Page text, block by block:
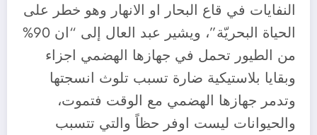
النفايات في قاع البحار او الانهار وهو خطر على
الحياة البحريّة”، ويشير عبد العال إلى “ان 90%
من الطيور تحمل في جهازها الهضمي اجزاء
وبقايا بلاستيكية ضارة تسبب تلوث انسجتها
وتدمر جهازها الهضمي مع الوقت فتموت،
والحيوانات ليست اوفر حظاً والتي تتسبب